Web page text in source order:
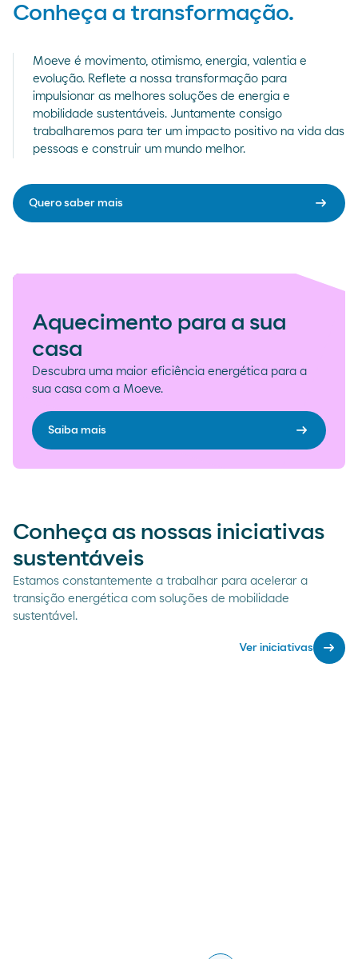
Conheça a transformação.
Moeve é movimento, otimismo, energia, valentia e
evolução. Reflete a nossa transformação para
impulsionar as melhores soluções de energia e
mobilidade sustentáveis. Juntamente consigo
trabalharemos para ter um impacto positivo na vida das
pessoas e construir um mundo melhor.
Quero saber mais arrow_right_alt
Aquecimento para a sua
casa
Descubra uma maior eficiência energética para a
sua casa com a Moeve.
Saiba mais arrow_right_alt
Conheça as nossas iniciativas
sustentáveis
Estamos constantemente a trabalhar para acelerar a
transição energética com soluções de mobilidade
sustentável.
Ver iniciativas arrow_right_alt